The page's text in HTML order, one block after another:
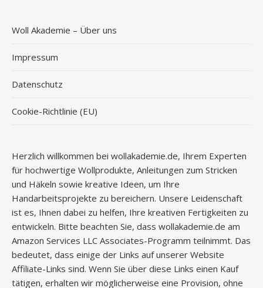
Woll Akademie – Über uns
Impressum
Datenschutz
Cookie-Richtlinie (EU)
Herzlich willkommen bei wollakademie.de, Ihrem Experten
für hochwertige Wollprodukte, Anleitungen zum Stricken
und Häkeln sowie kreative Ideen, um Ihre
Handarbeitsprojekte zu bereichern. Unsere Leidenschaft
ist es, Ihnen dabei zu helfen, Ihre kreativen Fertigkeiten zu
entwickeln. Bitte beachten Sie, dass wollakademie.de am
Amazon Services LLC Associates-Programm teilnimmt. Das
bedeutet, dass einige der Links auf unserer Website
Affiliate-Links sind. Wenn Sie über diese Links einen Kauf
tätigen, erhalten wir möglicherweise eine Provision, ohne